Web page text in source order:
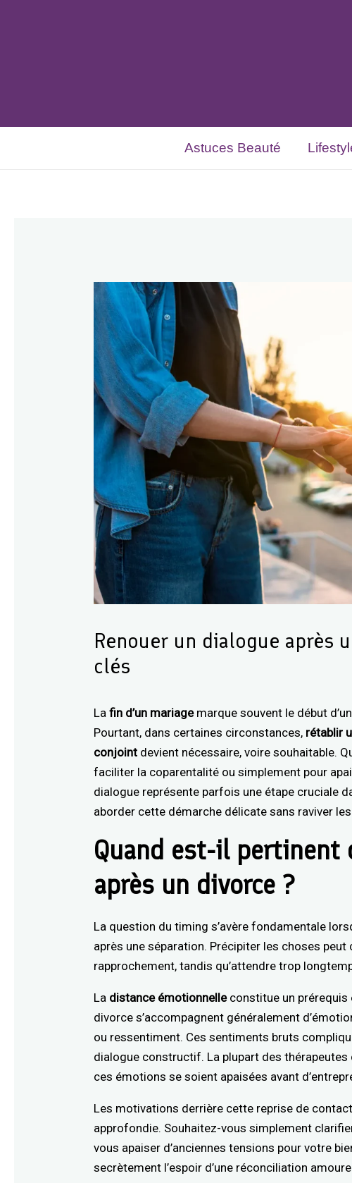
Astuces Beauté
Renouer un dialogue après
clés
Lafin d’un mariagemarque souvent le début
Pourtant, dans certaines circonstances, rétablir
conjoint devient nécessaire, voire souhaitable.
faciliter la coparentalité ou simplement pour
dialogue représente parfois une étape cruciale
aborder cette démarche délicate sans raviver
Quand est-il pertinent
après un divorce ?
La question du timing s’avère fondamentale
après une séparation. Précipiter les choses
rapprochement, tandis qu’attendre trop
La distance émotionnelleconstitue un prérequis
divorce s’accompagnent généralement
ou ressentiment. Ces sentiments bruts
dialogue constructif. La plupart des
ces émotions se soient apaisées avant
Les motivations derrière cette reprise de
approfondie. Souhaitez-vous simplement
vous apaiser d’anciennes tensions pour votre
secrètement l’espoir d’une réconciliation